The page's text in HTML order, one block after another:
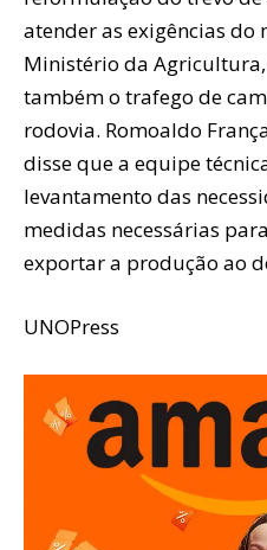
atender as exigências do
Ministério da
também o trafego de
rodovia. Romoaldo
disse que a equipe
levantamento das
medidas necessárias
exportar a produção ao
UNOPress